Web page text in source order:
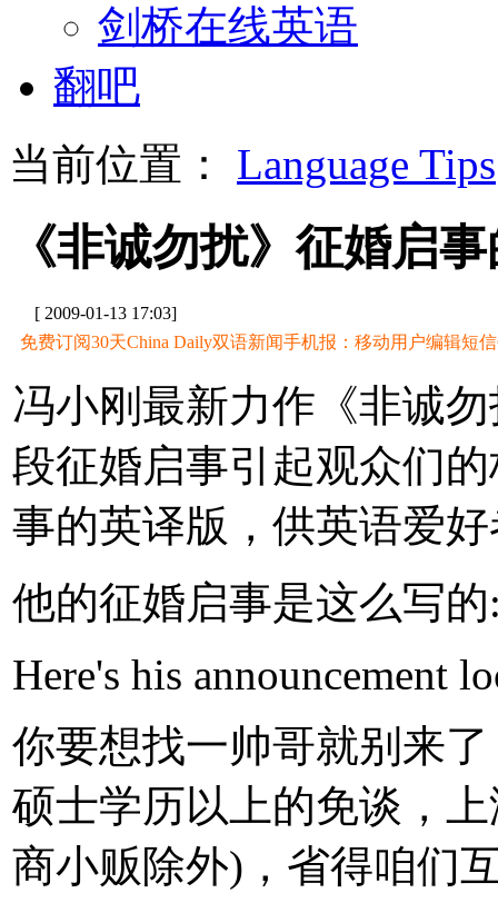
剑桥在线英语
翻吧
当前位置： Language Tips
《非诚勿扰》征婚启
[ 2009-01-13 17:03]
免费订阅30天China Daily双语新闻手机报：移动用户编辑短信
冯小刚最新力作《非诚
段征婚启事引起观众们
事的英译版，供英语爱
他的征婚启事是这么写
Here's his announcement
你要想找一帅哥就别来
硕士学历以上的免谈，
商小贩除外)，省得咱们